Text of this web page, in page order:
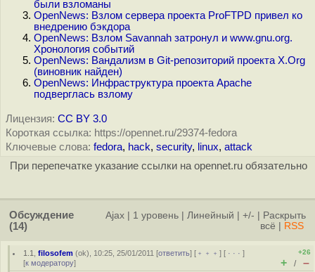
были взломаны
OpenNews: Взлом сервера проекта ProFTPD привел ко
внедрению бэкдора
OpenNews: Взлом Savannah затронул и www.gnu.org.
Хронология событий
OpenNews: Вандализм в Git-репозиторий проекта X.Org
(виновник найден)
OpenNews: Инфраструктура проекта Apache
подверглась взлому
Лицензия: CC BY 3.0
Короткая ссылка: https://opennet.ru/29374-fedora
Ключевые слова: fedora, hack, security, linux, attack
При перепечатке указание ссылки на opennet.ru обязательно
Обсуждение
(14)
Ajax 1 уровень Линейный +/-
Раскрыть
всё
RSS
1.1 ,filosofem (ok), 10:25, 25/01/2011 [ответить] [ ﹢﹢﹢] [ · · ·]
[к модератору]
+26
+ / –